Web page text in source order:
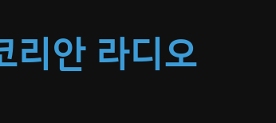
리안 라디오